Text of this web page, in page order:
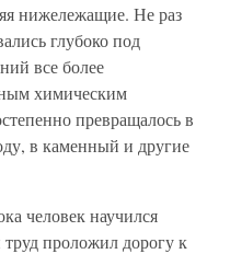
нижележащие. Не раз
глубоко под
все более
химическим
превращалось в
в каменный и другие
человек научился
проложил дорогу к